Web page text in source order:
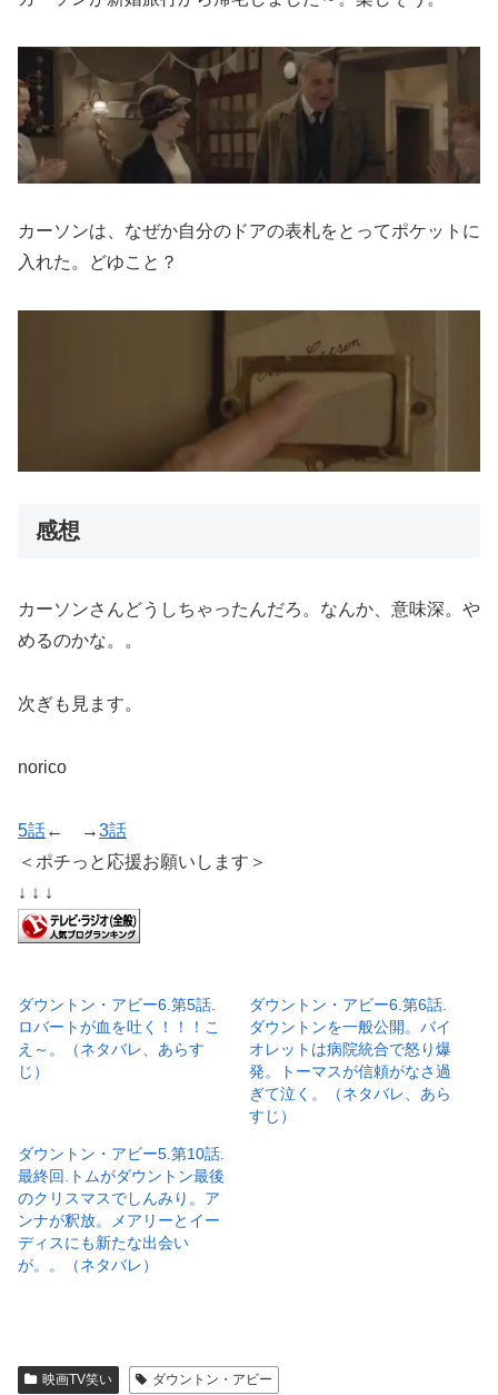
カーソンは、なぜか自分のドアの表札をとってポケットに
入れた。どゆこと？
感想
カーソンさんどうしちゃったんだろ。なんか、意味深。や
めるのかな。。
次ぎも見ます。
norico
5話← →3話
＜ポチっと応援お願いします＞
↓ ↓ ↓
ダウントン・アビー6.第5話.
ロバートが血を吐く！！！こ
え～。（ネタバレ、あらす
じ）
ダウントン・アビー6.第6話.
ダウントンを一般公開。バイ
オレットは病院統合で怒り爆
発。トーマスが信頼がなさ過
ぎて泣く。（ネタバレ、あら
すじ）
ダウントン・アビー5.第10話.
最終回.トムがダウントン最後
のクリスマスでしんみり。ア
ンナが釈放。メアリーとイー
ディスにも新たな出会い
が。。（ネタバレ）
映画TV笑い ダウントン・アビー